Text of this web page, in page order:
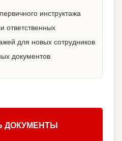
инструктажа
ответственных
для новых сотрудников
документов
ДОКУМЕНТЫ